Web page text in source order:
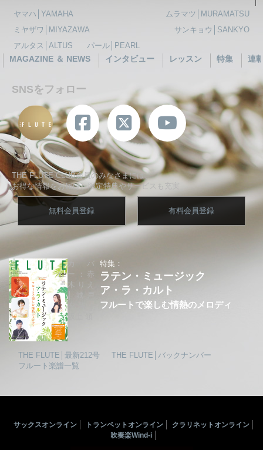
ヤマハ│YAMAHA
ムラマツ│MURAMATSU
ミヤザワ│MIYAZAWA
サンキョウ│SANKYO
アルタス│ALTUS
パール│PEARL
MAGAZINE ＆ NEWS インタビュー レッスン 特集 連
SNSをフォロー
THE FLUTE CLUB会員のみなさまには、
お得な情報をお届け、限定特典やサービスも充実
無料会員登録 有料会員登録
特集：
ラテン・ミュージック
ア・ラ・カルト
フルートで楽しむ情熱のメロディ
カバ
ー：赤
木りえ
THE FLUTE│最新212号
THE FLUTE│バックナンバー
フルート楽譜一覧
サックスオンライン トランペットオンライン
クラリネットオンライン
吹奏楽Wind-i